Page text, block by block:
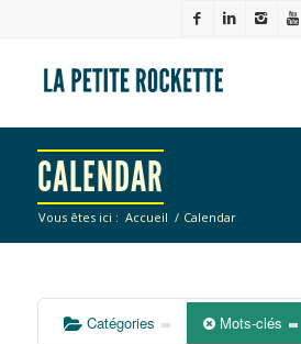
CALENDAR
Vous êtes ici : Accueil / Calendar
Catégories Mots-clés